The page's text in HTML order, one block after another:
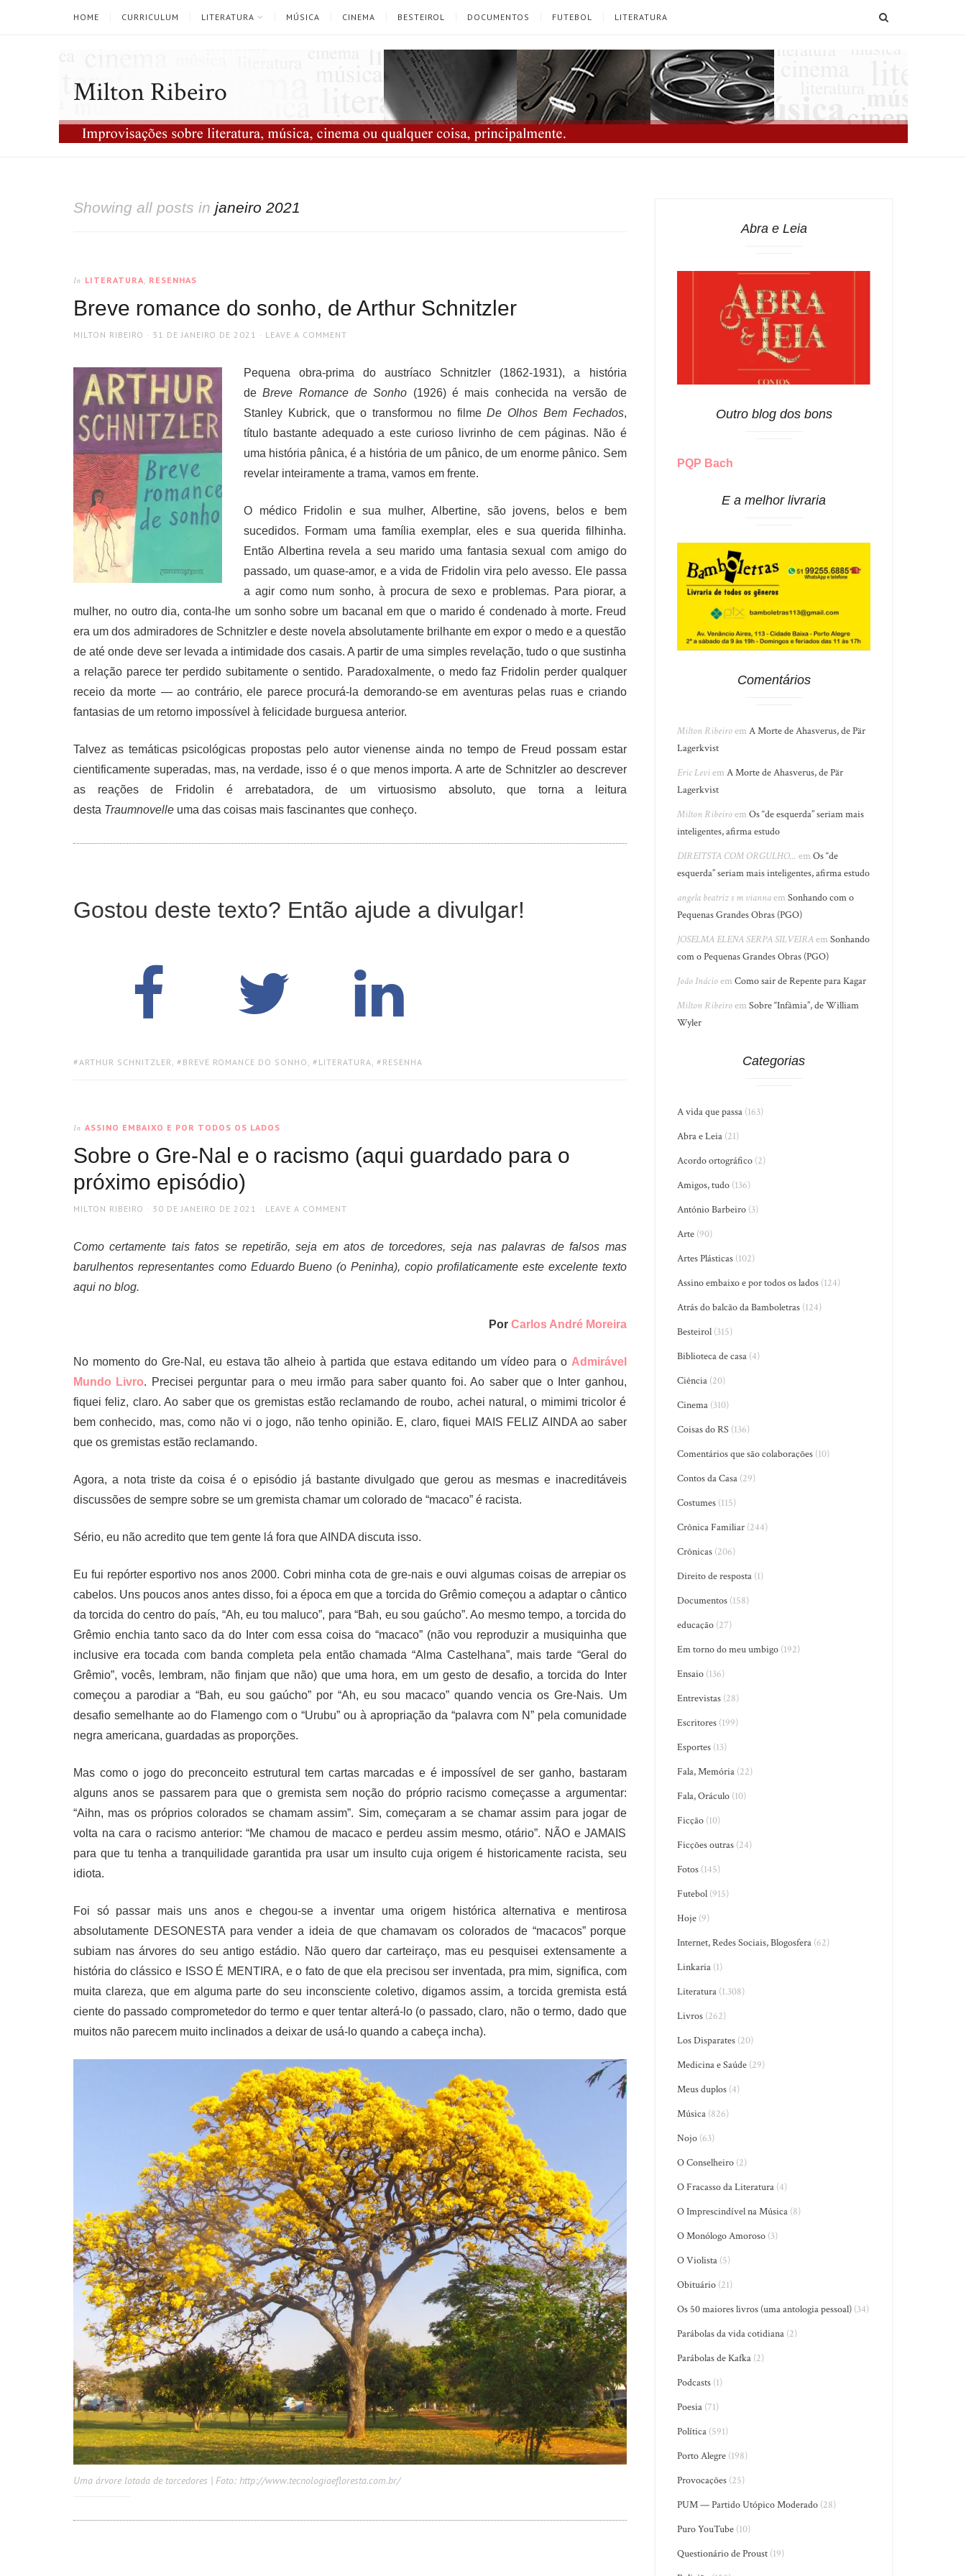
HOME CURRICULUM LITERATURA MÚSICA CINEMA BESTEIROL DOCUMENTOS FUTEBOL LITERATURA
Milton Ribeiro
Showing all posts in janeiro 2021
In LITERATURA RESENHAS
Breve romance do sonho, de Arthur Schnitzler
AUTHOR
MILTON RIBEIRO
POSTED
31 DE JANEIRO DE 2021 LEAVE A COMMENT
Pequena obra-prima do austríaco Schnitzler (1862-1931), a história
deBreve Romance de Sonho (1926) é mais conhecida na versão de
Stanley Kubrick, que o transformou no filmeDe Olhos Bem Fechados,
título bastante adequado a este curioso livrinho de cem páginas. Não é
uma história pânica, é a história de um pânico, de um enorme pânico. Sem
revelar inteiramente a trama, vamos em frente.
O médico Fridolin e sua mulher, Albertine, são jovens, belos e bem
sucedidos. Formam uma família exemplar, eles e sua querida filhinha.
Então Albertina revela a seu marido uma fantasia sexual com amigo do
passado, um quase-amor, e a vida de Fridolin vira pelo avesso. Ele passa
a agir como num sonho, à procura de sexo e problemas. Para piorar, a
mulher, no outro dia, conta-lhe um sonho sobre um bacanal em que o marido é condenado à morte. Freud
era um dos admiradores de Schnitzler e deste novela absolutamente brilhante em expor o medo e a questão
de até onde deve ser levada a intimidade dos casais. A partir de uma simples revelação, tudo o que sustinha
a relação parece ter perdido subitamente o sentido. Paradoxalmente, o medo faz Fridolin perder qualquer
receio da morte — ao contrário, ele parece procurá-la demorando-se em aventuras pelas ruas e criando
fantasias de um retorno impossível à felicidade burguesa anterior.
Talvez as temáticas psicológicas propostas pelo autor vienense ainda no tempo de Freud possam estar
cientificamente superadas, mas, na verdade, isso é o que menos importa. A arte de Schnitzler ao descrever
as reações de Fridolin é arrebatadora, de um virtuosismo absoluto, que torna a leitura
desta Traumnovelle uma das coisas mais fascinantes que conheço.
Gostou deste texto? Então ajude a divulgar!
TAGS:
ARTHUR SCHNITZLER BREVE ROMANCE DO SONHO LITERATURA RESENHA
In ASSINO EMBAIXO E POR TODOS OS LADOS
Sobre o Gre-Nal e o racismo (aqui guardado para o
próximo episódio)
AUTHOR
MILTON RIBEIRO
POSTED
30 DE JANEIRO DE 2021 LEAVE A COMMENT
Como certamente tais fatos se repetirão, seja em atos de torcedores, seja nas palavras de falsos mas
barulhentos representantes como Eduardo Bueno (o Peninha), copio profilaticamente este excelente texto
aqui no blog.
Por Carlos André Moreira
No momento do Gre-Nal, eu estava tão alheio à partida que estava editando um vídeo para o Admirável
Mundo Livro. Precisei perguntar para o meu irmão para saber quanto foi. Ao saber que o Inter ganhou,
fiquei feliz, claro. Ao saber que os gremistas estão reclamando de roubo, achei natural, o mimimi tricolor é
bem conhecido, mas, como não vi o jogo, não tenho opinião. E, claro, fiquei MAIS FELIZ AINDA ao saber
que os gremistas estão reclamando.
Agora, a nota triste da coisa é o episódio já bastante divulgado que gerou as mesmas e inacreditáveis
discussões de sempre sobre se um gremista chamar um colorado de “macaco” é racista.
Sério, eu não acredito que tem gente lá fora que AINDA discuta isso.
Eu fui repórter esportivo nos anos 2000. Cobri minha cota de gre-nais e ouvi algumas coisas de arrepiar os
cabelos. Uns poucos anos antes disso, foi a época em que a torcida do Grêmio começou a adaptar o cântico
da torcida do centro do país, “Ah, eu tou maluco”, para “Bah, eu sou gaúcho”. Ao mesmo tempo, a torcida do
Grêmio enchia tanto saco da do Inter com essa coisa do “macaco” (não vou reproduzir a musiquinha que
inclusive era tocada com banda completa pela então chamada “Alma Castelhana”, mais tarde “Geral do
Grêmio”, vocês, lembram, não finjam que não) que uma hora, em um gesto de desafio, a torcida do Inter
começou a parodiar a “Bah, eu sou gaúcho” por “Ah, eu sou macaco” quando vencia os Gre-Nais. Um
desafio semelhante ao do Flamengo com o “Urubu” ou à apropriação da “palavra com N” pela comunidade
negra americana, guardadas as proporções.
Mas como o jogo do preconceito estrutural tem cartas marcadas e é impossível de ser ganho, bastaram
alguns anos se passarem para que o gremista sem noção do próprio racismo começasse a argumentar:
“Aihn, mas os próprios colorados se chamam assim”. Sim, começaram a se chamar assim para jogar de
volta na cara o racismo anterior: “Me chamou de macaco e perdeu assim mesmo, otário”. NÃO e JAMAIS
para que tu tenha a tranquilidade garantida pra usar um insulto cuja origem é historicamente racista, seu
idiota.
Foi só passar mais uns anos e chegou-se a inventar uma origem histórica alternativa e mentirosa
absolutamente DESONESTA para vender a ideia de que chamavam os colorados de “macacos” porque
subiam nas árvores do seu antigo estádio. Não quero dar carteiraço, mas eu pesquisei extensamente a
história do clássico e ISSO É MENTIRA, e o fato de que ela precisou ser inventada, pra mim, significa, com
muita clareza, que em alguma parte do seu inconsciente coletivo, digamos assim, a torcida gremista está
ciente do passado comprometedor do termo e quer tentar alterá-lo (o passado, claro, não o termo, dado que
muitos não parecem muito inclinados a deixar de usá-lo quando a cabeça incha).
Uma árvore lotada de torcedores | Foto: http://www.tecnologiaefloresta.com.br/
Abra e Leia
Outro blog dos bons
PQP Bach
E a melhor livraria
Comentários
Milton RibeiroemA Morte de Ahasverus, de Pär
Lagerkvist
Eric LeviemA Morte de Ahasverus, de Pär
Lagerkvist
Milton RibeiroemOs “de esquerda” seriam mais
inteligentes, afirma estudo
DIREITSTA COM ORGULHO... emOs “de
esquerda” seriam mais inteligentes, afirma estudo
angela beatriz s m viannaemSonhando com o
Pequenas Grandes Obras (PGO)
JOSELMA ELENA SERPA SILVEIRAemSonhando
com o Pequenas Grandes Obras (PGO)
João InácioemComo sair de Repente para Kagar
Milton RibeiroemSobre “Infâmia”, de William
Wyler
Categorias
A vida que passa (163)
Abra e Leia (21)
Acordo ortográfico (2)
Amigos, tudo (136)
António Barbeiro (3)
Arte (90)
Artes Plásticas (102)
Assino embaixo e por todos os lados (124)
Atrás do balcão da Bamboletras (124)
Besteirol (315)
Biblioteca de casa (4)
Ciência (20)
Cinema (310)
Coisas do RS (136)
Comentários que são colaborações (10)
Contos da Casa (29)
Costumes (115)
Crônica Familiar (244)
Crônicas (206)
Direito de resposta (1)
Documentos (158)
educação (27)
Em torno do meu umbigo (192)
Ensaio (136)
Entrevistas (28)
Escritores (199)
Esportes (13)
Fala, Memória (22)
Fala, Oráculo (10)
Ficção (10)
Ficções outras (24)
Fotos (145)
Futebol (915)
Hoje (9)
Internet, Redes Sociais, Blogosfera (62)
Linkaria (1)
Literatura (1.308)
Livros (262)
Los Disparates (20)
Medicina e Saúde (29)
Meus duplos (4)
Música (826)
Nojo (63)
O Conselheiro (2)
O Fracasso da Literatura (4)
O Imprescindível na Música (8)
O Monólogo Amoroso (3)
O Violista (5)
Obituário (21)
Os 50 maiores livros (uma antologia pessoal) (34)
Parábolas da vida cotidiana (2)
Parábolas de Kafka (2)
Podcasts (1)
Poesia (71)
Política (591)
Porto Alegre (198)
Provocações (25)
PUM — Partido Utópico Moderado (28)
Puro YouTube (10)
Questionário de Proust (19)